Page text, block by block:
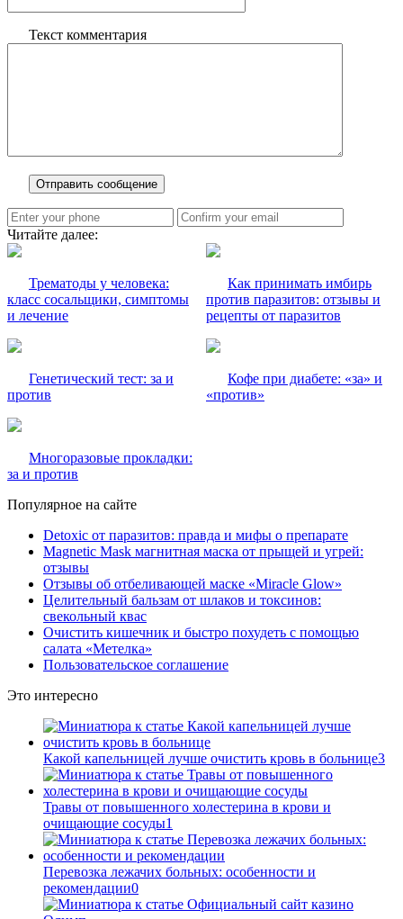
Текст комментария
Читайте далее:
Трематоды у человека:
класс сосальщики, симптомы
и лечение
Как принимать имбирь
против паразитов: отзывы и
рецепты от паразитов
Генетический тест: за и
против
Кофе при диабете: «за» и
«против»
Многоразовые прокладки:
за и против
Популярное на сайте
Detoxic от паразитов: правда и мифы о препарате
Magnetic Mask магнитная маска от прыщей и угрей:
отзывы
Отзывы об отбеливающей маске «Miracle Glow»
Целительный бальзам от шлаков и токсинов:
свекольный квас
Очистить кишечник и быстро похудеть с помощью
салата «Метелка»
Пользовательское соглашение
Это интересно
Какой капельницей лучше очистить кровь в больнице3
Травы от повышенного холестерина в крови и
очищающие сосуды1
Перевозка лежачих больных: особенности и
рекомендации0